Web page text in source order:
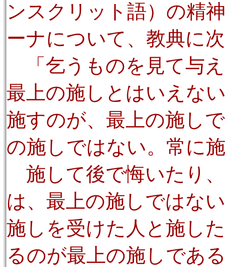
ンスクリット語）の精
ーナについて、教典に
「乞うものを見て与
最上の施しとはいえな
施すのが、最上の施し
の施しではない。常に
施して後で悔いたり
は、最上の施しではな
施しを受けた人と施し
るのが最上の施しであ